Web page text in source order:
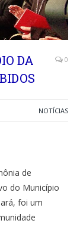
DA
0
NOTÍCIAS
de
do Município
foi um